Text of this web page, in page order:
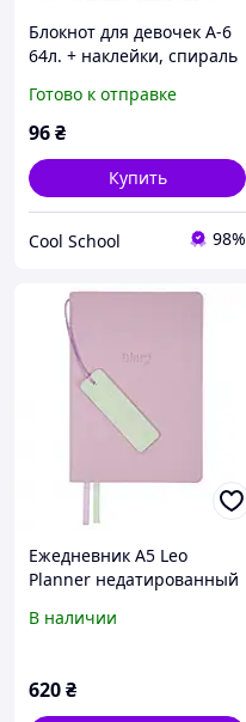
Блокнот для девочек А-6
64л. + наклейки, спираль
LS-01
Готово к отправке
96₴
Купить
Cool School 98%
Ежедневник А5 Leo
Planner недатированный
сиреневый, 320 страниц
В наличии
620₴